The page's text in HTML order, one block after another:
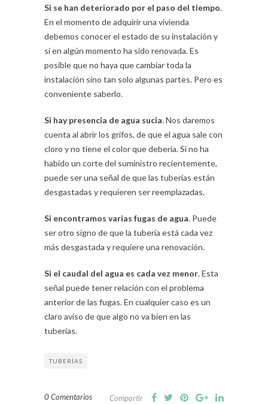
Si se han deteriorado por el paso del tiempo.
En el momento de adquirir una vivienda
debemos conocer el estado de su instalación y
si en algún momento ha sido renovada. Es
posible que no haya que cambiar toda la
instalación sino tan solo algunas partes. Pero es
conveniente saberlo.
Si hay presencia de agua sucia. Nos daremos
cuenta al abrir los grifos, de que el agua sale con
cloro y no tiene el color que debería. Si no ha
habido un corte del suministro recientemente,
puede ser una señal de que las tuberías están
desgastadas y requieren ser reemplazadas.
Si encontramos varias fugas de agua. Puede
ser otro signo de que la tubería está cada vez
más desgastada y requiere una renovación.
Si el caudal del agua es cada vez menor. Esta
señal puede tener relación con el problema
anterior de las fugas. En cualquier caso es un
claro aviso de que algo no va bien en las
tuberías.
TUBERÍAS
0 Comentarios Compartir